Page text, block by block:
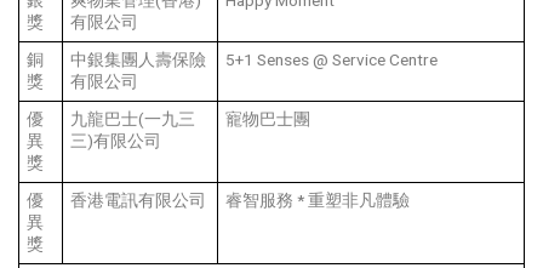
獎
有限公司
銅
獎
中銀集團人壽保險
有限公司
5+1 Senses @ Service Centre
優
異
獎
九龍巴士(一九三
三)有限公司
寵物巴士團
優
異
獎
香港電訊有限公司 睿智服務 * 重塑非凡體驗